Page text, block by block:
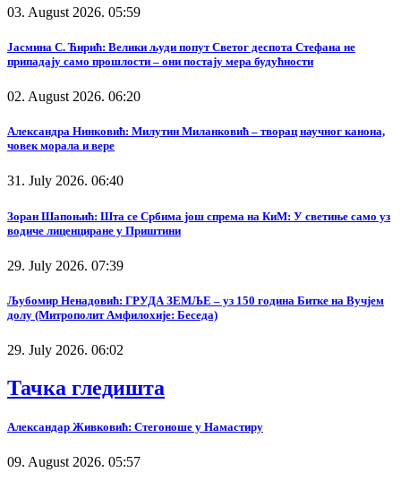
03. August 2026. 05:59
Јасмина С. Ћирић: Велики људи попут Светог деспота Стефана не
припадају само прошлости – они постају мера будућности
02. August 2026. 06:20
Александра Нинковић: Милутин Миланковић – творац научног канона,
човек морала и вере
31. July 2026. 06:40
Зоран Шапоњић: Шта се Србима још спрема на КиМ: У светиње само уз
водиче лиценциране у Приштини
29. July 2026. 07:39
Љубомир Ненадовић: ГРУДА ЗЕМЉЕ – уз 150 година Битке на Вучјем
долу (Митрополит Амфилохије: Беседа)
29. July 2026. 06:02
Тачка гледишта
Александар Живковић: Стегоноше у Намастиру
09. August 2026. 05:57